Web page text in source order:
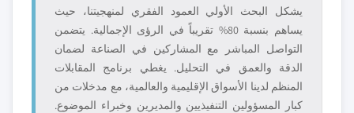
يشكل البحث الأولي العمود الفقري لمنهجيتنا، حيث
يساهم بنسبة 80% تقريباً في الرؤى الإجمالية. يتضمن
التواصل المباشر مع المشاركين في الصناعة لضمان
الدقة والعمق في التحليل. يغطي برنامج المقابلات
المنظم لدينا الأسواق الإقليمية والعالمية، مع مدخلات من
كبار المسؤولين التنفيذيين والمديرين وخبراء الموضوع.